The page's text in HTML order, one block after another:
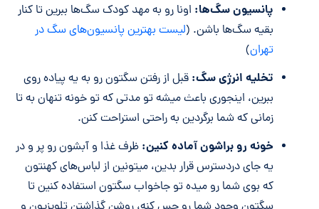
پانسیون سگ‌ها: اونا رو به مهد کودک سگ‌ها ببرین تا کنار
بقیه سگ‌ها باشن. (لیست بهترین پانسیون‌های سگ در
تهران)
تخلیه انرژی سگ: قبل از رفتن سگتون رو به یه پیاده روی
ببرین، اینجوری باعث میشه تو مدتی که تو خونه تنهان به تا
زمانی که شما برگردین به راحتی استراحت کنن.
خونه رو براشون آماده کنین: ظرف غذا و آبشون رو پر و در
یه جای دردسترس قرار بدین، میتونین از لباس‌های کهنتون
که بوی شما رو میده تو جاخواب سگتون استفاده کنین تا